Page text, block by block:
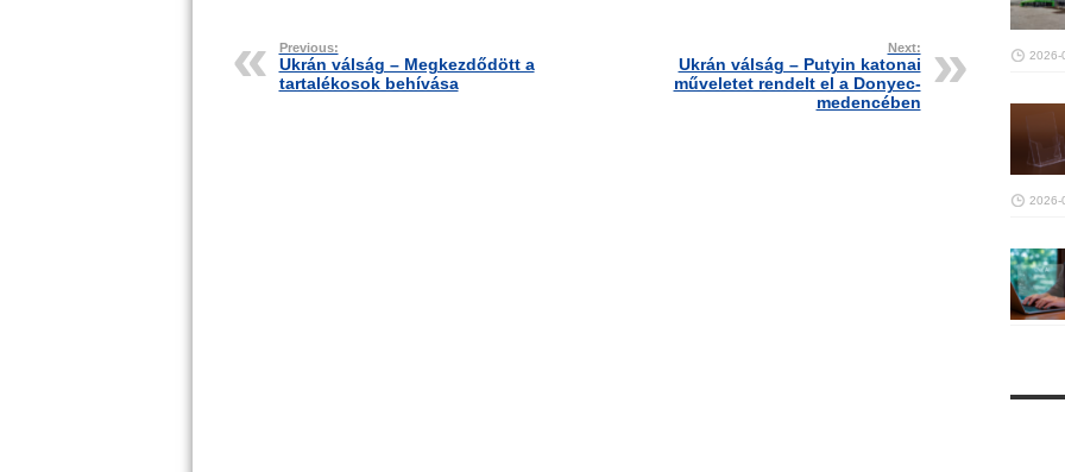
Previous:
Ukrán válság – Megkezdődött a
tartalékosok behívása
Next:
Ukrán válság – Putyin katonai
műveletet rendelt el a Donyec-
medencében
2026-
2026-